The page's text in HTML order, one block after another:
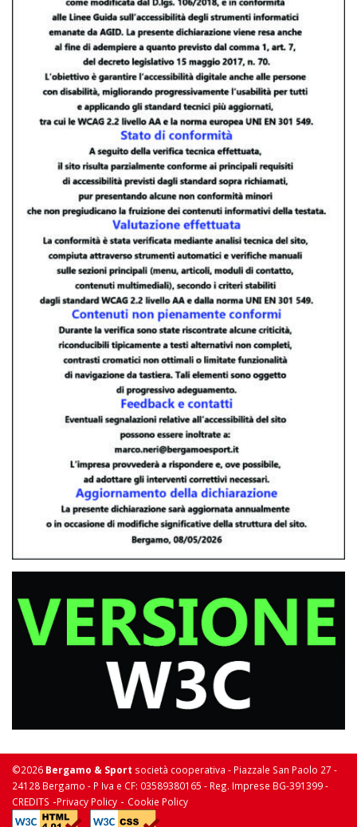
©2026 Bergamo & Sport società cooperativa - Piazzale San Paolo 27 -
24128 Bergamo - P Iva e CF: 03589380165 - Reg. Imprese BG-391399 -
CREDITS -Privacy Policy - Cookie Policy